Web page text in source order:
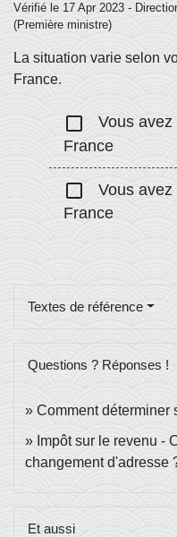
Vérifié le 17 Apr 2023 -
(Première ministre)
La situation varie selon
France.
check_box_outline_blank
Vous
France
check_box_outline_blank
Vous
France
Textes de référence
Questions ? Réponses !
Comment déterminer
Impôt sur le revenu -
changement d'adresse
Et aussi